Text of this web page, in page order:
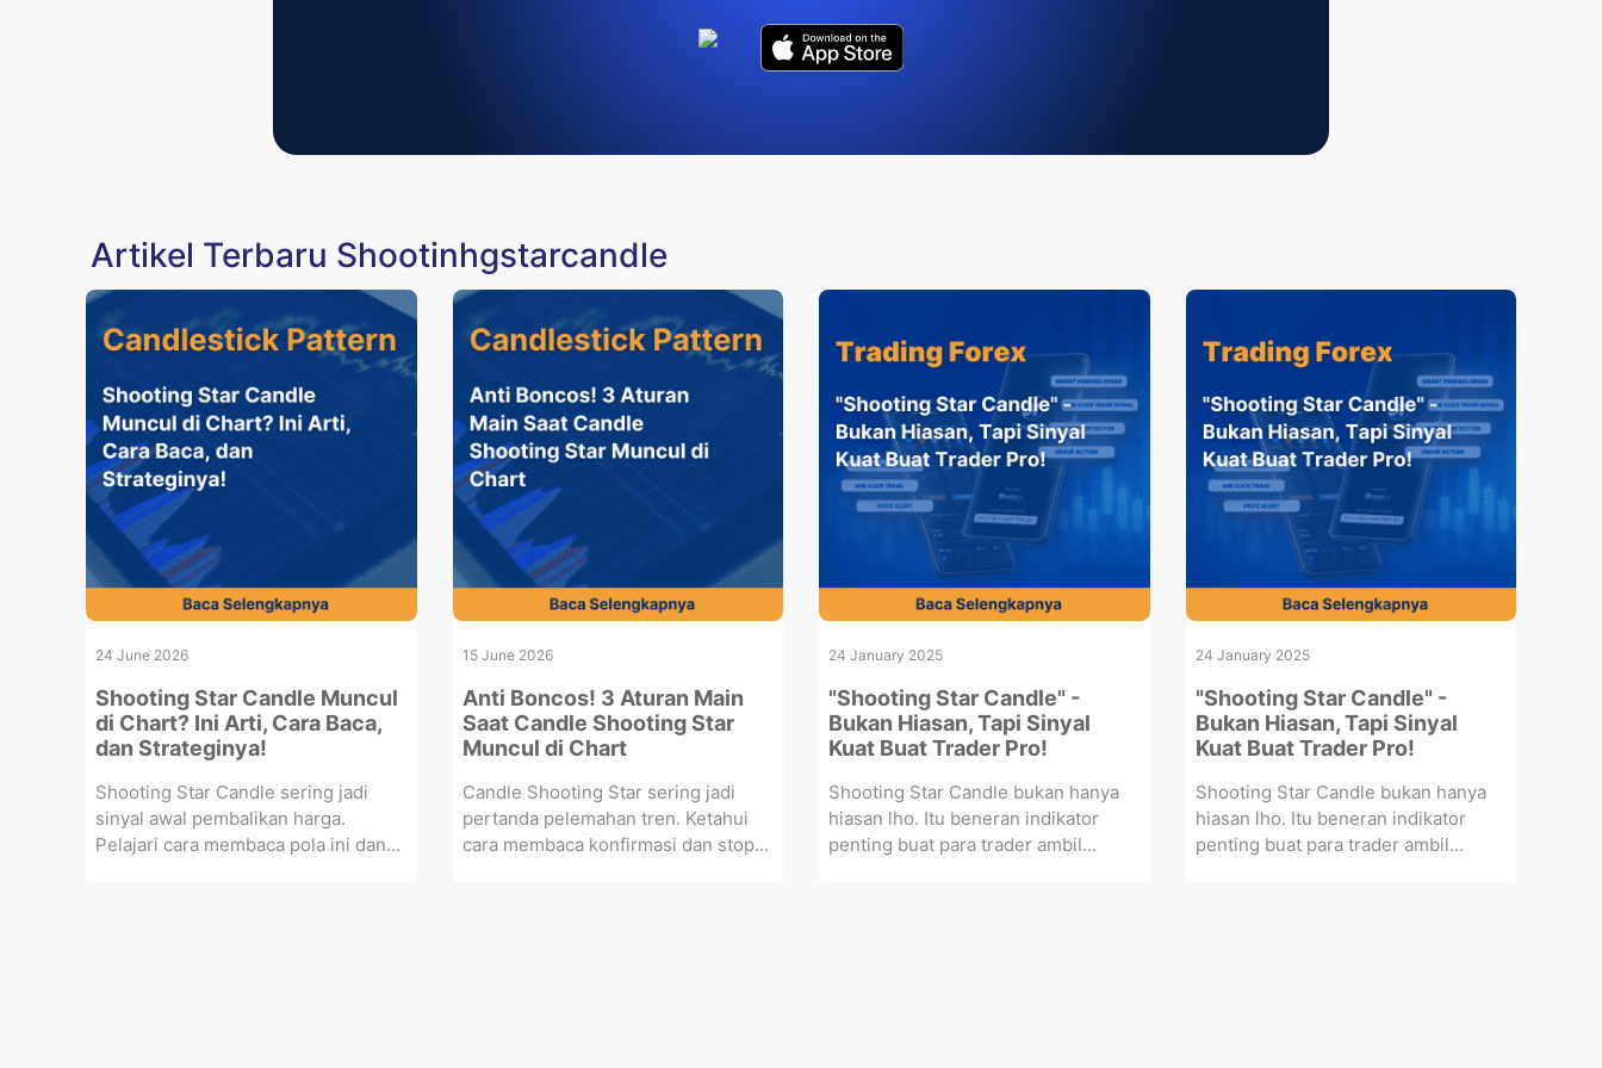
Artikel Terbaru Shootinhgstarcandle
24 June 2026
Shooting Star Candle Muncul
di Chart? Ini Arti, Cara Baca,
dan Strateginya!
Shooting Star Candle sering jadi
sinyal awal pembalikan harga.
Pelajari cara membaca pola ini dan...
15 June 2026
Anti Boncos! 3 Aturan Main
Saat Candle Shooting Star
Muncul di Chart
Candle Shooting Star sering jadi
pertanda pelemahan tren. Ketahui
cara membaca konfirmasi dan stop...
24 January 2025
"Shooting Star Candle" -
Bukan Hiasan, Tapi Sinyal
Kuat Buat Trader Pro!
Shooting Star Candle bukan hanya
hiasan lho. Itu beneran indikator
penting buat para trader ambil...
24 January 2025
"Shooting Star Candle" -
Bukan Hiasan, Tapi Sinyal
Kuat Buat Trader Pro!
Shooting Star Candle bukan hanya
hiasan lho. Itu beneran indikator
penting buat para trader ambil...